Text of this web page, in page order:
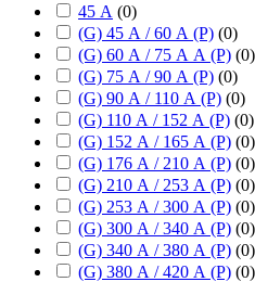
45 А (0)
(G) 45 А / 60 А (P) (0)
(G) 60 А / 75 А А (P) (0)
(G) 75 А / 90 А (P) (0)
(G) 90 А / 110 А (P) (0)
(G) 110 А / 152 А (P) (0)
(G) 152 А / 165 А (P) (0)
(G) 176 А / 210 А (P) (0)
(G) 210 А / 253 А (P) (0)
(G) 253 А / 300 А (P) (0)
(G) 300 А / 340 А (P) (0)
(G) 340 А / 380 А (P) (0)
(G) 380 А / 420 А (P) (0)